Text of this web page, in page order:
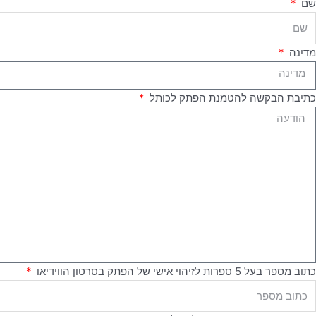
שם
מדינה
כתיבת הבקשה להטמנת הפתק לכותל
כתוב מספר בעל 5 ספרות לזיהוי אישי של הפתק בסרטון הווידיאו